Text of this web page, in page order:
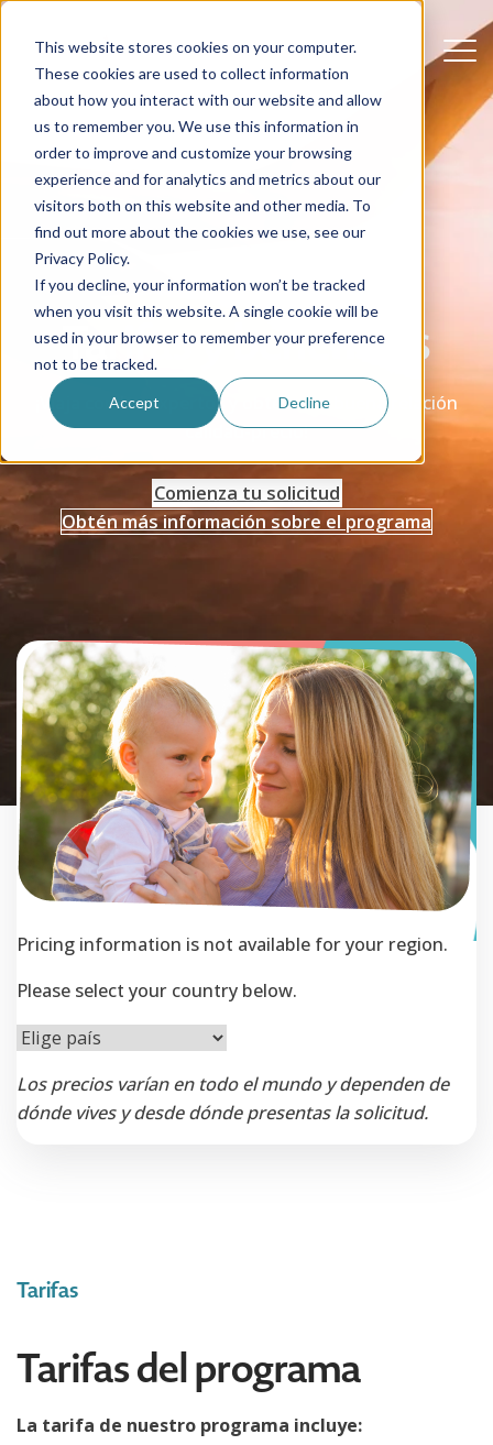
This website stores cookies on your computer.
These cookies are used to collect information
about how you interact with our website and allow
us to remember you. We use this information in
order to improve and customize your browsing
experience and for analytics and metrics about our
visitors both on this website and other media. To
find out more about the cookies we use, see our
Privacy Policy.
If you decline, your information won’t be tracked
when you visit this website. A single cookie will be
used in your browser to remember your preference
not to be tracked.
Accept Decline
Tarifas y beneficios
¡Viaja con los expertos y obtén una buena relación
calidad-precio!
Comienza tu solicitud
Obtén más información sobre el programa
Pricing information is not available for your region.
Please select your country below.
Los precios varían en todo el mundo y dependen de
dónde vives y desde dónde presentas la solicitud.
Tarifas
Tarifas del programa
La tarifa de nuestro programa incluye: